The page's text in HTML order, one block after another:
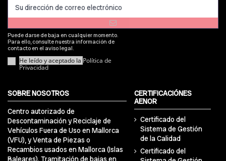
Puede darse de baja en cualquier momento.
Para ello, consulte nuestra información de
contacto en el aviso legal.
He leído y aceptado la Política de
Privacidad
SOBRE NOSOTROS
Centro autorizado de
Descontaminación y Reciclaje de
Vehículos Fuera de Uso en Mallorca
(VFU), y Venta de Piezas o
Recambios usados en Mallorca (Islas
Baleares). Tramitación de bajas en
CERTIFICACIÓNES
AENOR
Certificado del
Sistema de Gestión
de la Calidad
Certificado del